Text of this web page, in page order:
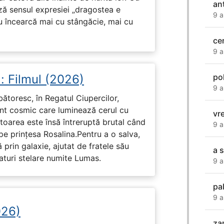
sensul expresiei „dragostea e
încearcă mai cu stângăcie, mai cu
Filmul (2026)
în Regatul Ciupercilor,
cosmic care luminează cerul cu
este însă întreruptă brutal când
prinţesa Rosalina.Pentru a o salva,
galaxie, ajutat de fratele său
stelare numite Lumas.
9
9
9
9
a
9
9